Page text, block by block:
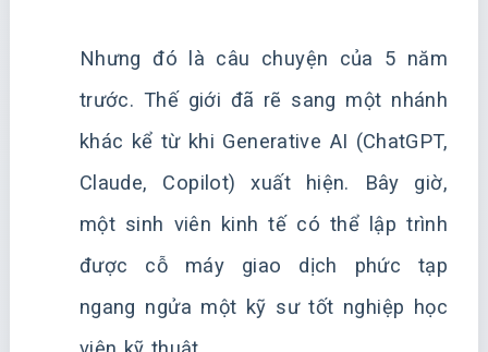
Nhưng đó là câu chuyện của 5 năm
trước. Thế giới đã rẽ sang một nhánh
khác kể từ khi Generative AI (ChatGPT,
Claude, Copilot) xuất hiện. Bây giờ,
một sinh viên kinh tế có thể lập trình
được cỗ máy giao dịch phức tạp
ngang ngửa một kỹ sư tốt nghiệp học